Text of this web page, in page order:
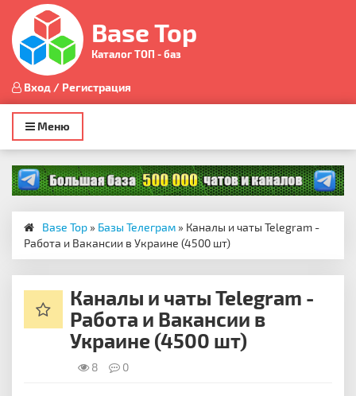
Base Top
Каталог ТОП - баз
Вход / Регистрация
Toggle
navigation
Меню
Base Top » Базы Телеграм » Каналы и чаты Telegram -
Работа и Вакансии в Украине (4500 шт)
Каналы и чаты Telegram -
Работа и Вакансии в
Украине (4500 шт)
8 0